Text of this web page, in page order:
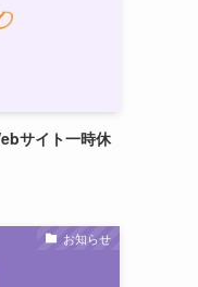
サイト一時休
お知らせ